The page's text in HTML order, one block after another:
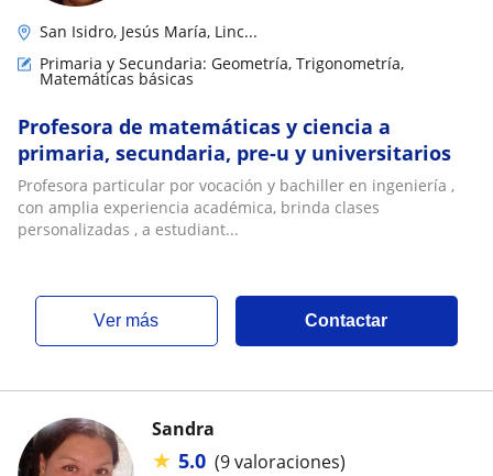
San Isidro, Jesús María, Linc...
Primaria y Secundaria: Geometría, Trigonometría,
Matemáticas básicas
Profesora de matemáticas y ciencia a
primaria, secundaria, pre-u y universitarios
Profesora particular por vocación y bachiller en ingeniería ,
con amplia experiencia académica, brinda clases
personalizadas , a estudiant...
ver más Contactar
Sandra
★ 5.0 (9 valoraciones)